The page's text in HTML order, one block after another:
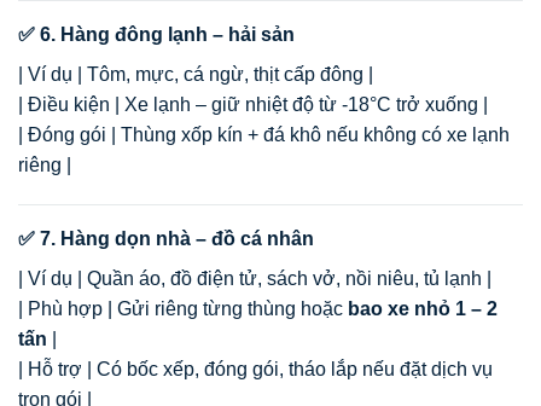
✅ 6. Hàng đông lạnh – hải sản
| Ví dụ | Tôm, mực, cá ngừ, thịt cấp đông |
| Điều kiện | Xe lạnh – giữ nhiệt độ từ -18°C trở xuống |
| Đóng gói | Thùng xốp kín + đá khô nếu không có xe lạnh
riêng |
✅ 7. Hàng dọn nhà – đồ cá nhân
| Ví dụ | Quần áo, đồ điện tử, sách vở, nồi niêu, tủ lạnh |
| Phù hợp | Gửi riêng từng thùng hoặc bao xe nhỏ 1 – 2
tấn
| Hỗ trợ | Có bốc xếp, đóng gói, tháo lắp nếu đặt dịch vụ
trọn gói |